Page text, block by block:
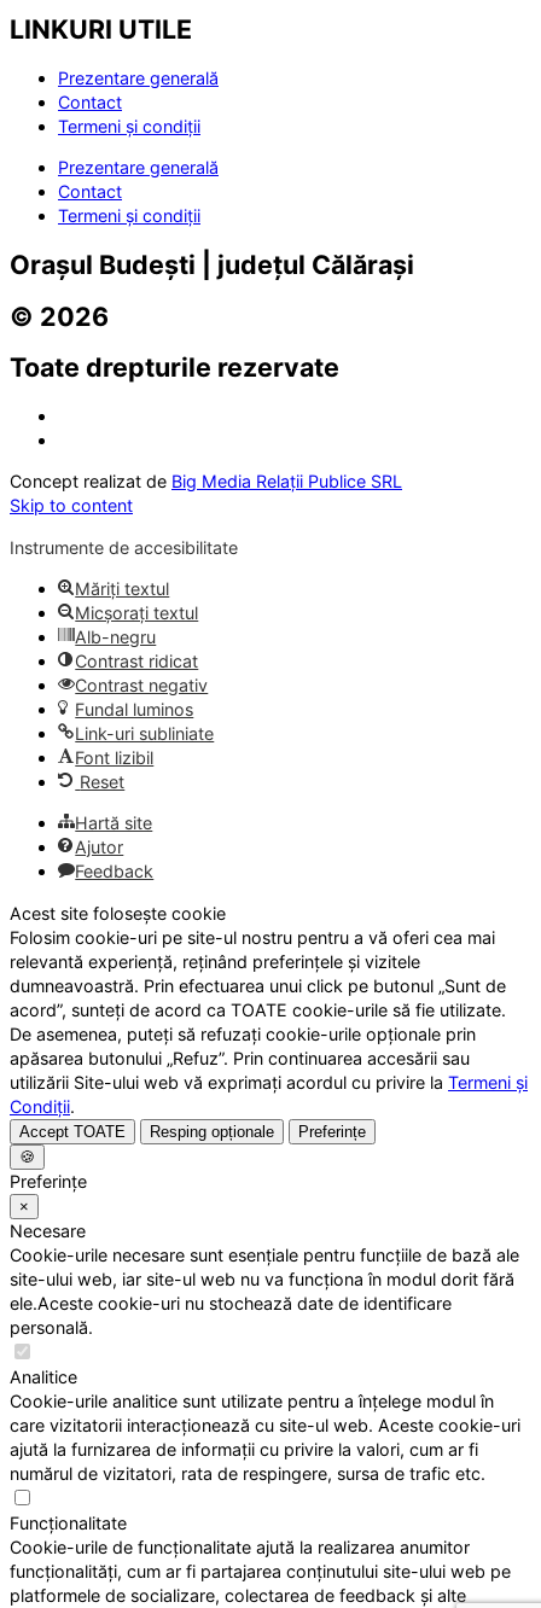
LINKURI UTILE
Prezentare generală
Contact
Termeni și condiții
Prezentare generală
Contact
Termeni și condiții
Orașul Budești | județul Călărași
© 2026
Toate drepturile rezervate
Concept realizat de Big Media Relații Publice SRL
Skip to content
Instrumente de accesibilitate
Măriți textul
Micșorați textul
Alb-negru
Contrast ridicat
Contrast negativ
Fundal luminos
Link-uri subliniate
Font lizibil
Reset
Hartă site
Ajutor
Feedback
Acest site folosește cookie
Folosim cookie-uri pe site-ul nostru pentru a vă oferi cea mai
relevantă experiență, reținând preferințele și vizitele
dumneavoastră. Prin efectuarea unui click pe butonul „Sunt de
acord”, sunteți de acord ca TOATE cookie-urile să fie utilizate.
De asemenea, puteți să refuzați cookie-urile opționale prin
apăsarea butonului „Refuz”. Prin continuarea accesării sau
utilizării Site-ului web vă exprimați acordul cu privire la Termeni și
Condiții.
Accept TOATE Resping opționale
Preferințe
🍪
Preferințe
×
Necesare
Cookie-urile necesare sunt esențiale pentru funcțiile de bază ale
site-ului web, iar site-ul web nu va funcționa în modul dorit fără
ele.Aceste cookie-uri nu stochează date de identificare
personală.
Analitice
Cookie-urile analitice sunt utilizate pentru a înțelege modul în
care vizitatorii interacționează cu site-ul web. Aceste cookie-uri
ajută la furnizarea de informații cu privire la valori, cum ar fi
numărul de vizitatori, rata de respingere, sursa de trafic etc.
Funcționalitate
Cookie-urile de funcționalitate ajută la realizarea anumitor
funcționalități, cum ar fi partajarea conținutului site-ului web pe
platformele de socializare, colectarea de feedback și alte